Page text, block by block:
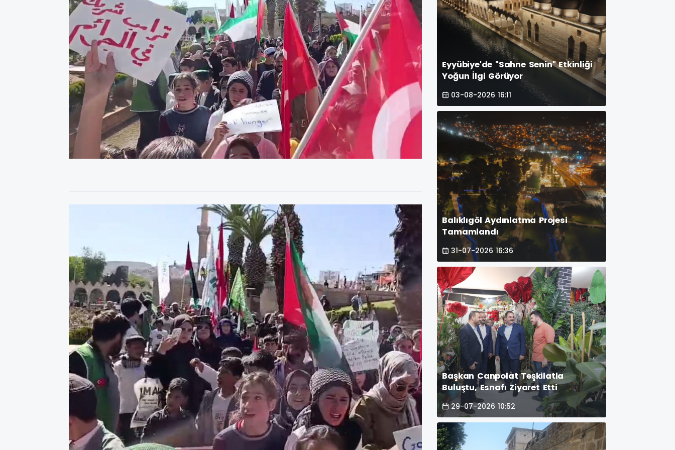
Eyyübiye'de "Sahne Senin" Etkinliği
Yoğun İlgi Görüyor
03-08-2026 16:11
Balıklıgöl Aydınlatma Projesi
Tamamlandı
31-07-2026 16:36
Başkan Canpolat Teşkilatla
Buluştu, Esnafı Ziyaret Etti
29-07-2026 10:52